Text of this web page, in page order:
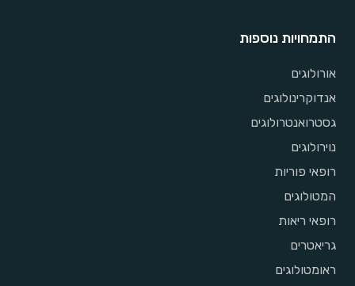
התמחויות נוספות
אורולוגים
אנדוקרינולוגים
גסטרואנטרולוגים
נוירולוגים
רופאי פוריות
המטולוגים
רופאי ריאות
גריאטרים
ראומטולוגים